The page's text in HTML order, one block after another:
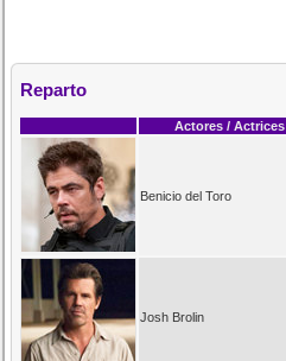
Reparto
Actores / Actrices
Benicio del Toro
Josh Brolin